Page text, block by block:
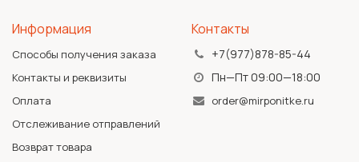
Информация
Способы получения заказа
Контакты и реквизиты
Оплата
Отслеживание отправлений
Возврат товара
Контакты
+7(977)878-85-44
Пн—Пт 09:00—18:00
order@mirponitke.ru